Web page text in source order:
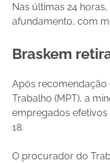
Nas últimas 24
afundamento, com
Braskem
Após recomendação
Trabalho (MPT), a
empregados efetivos
18.
O procurador do